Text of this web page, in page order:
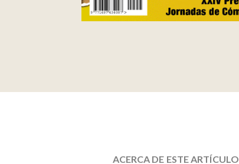
ACERCA DE ESTE ARTÍCULO